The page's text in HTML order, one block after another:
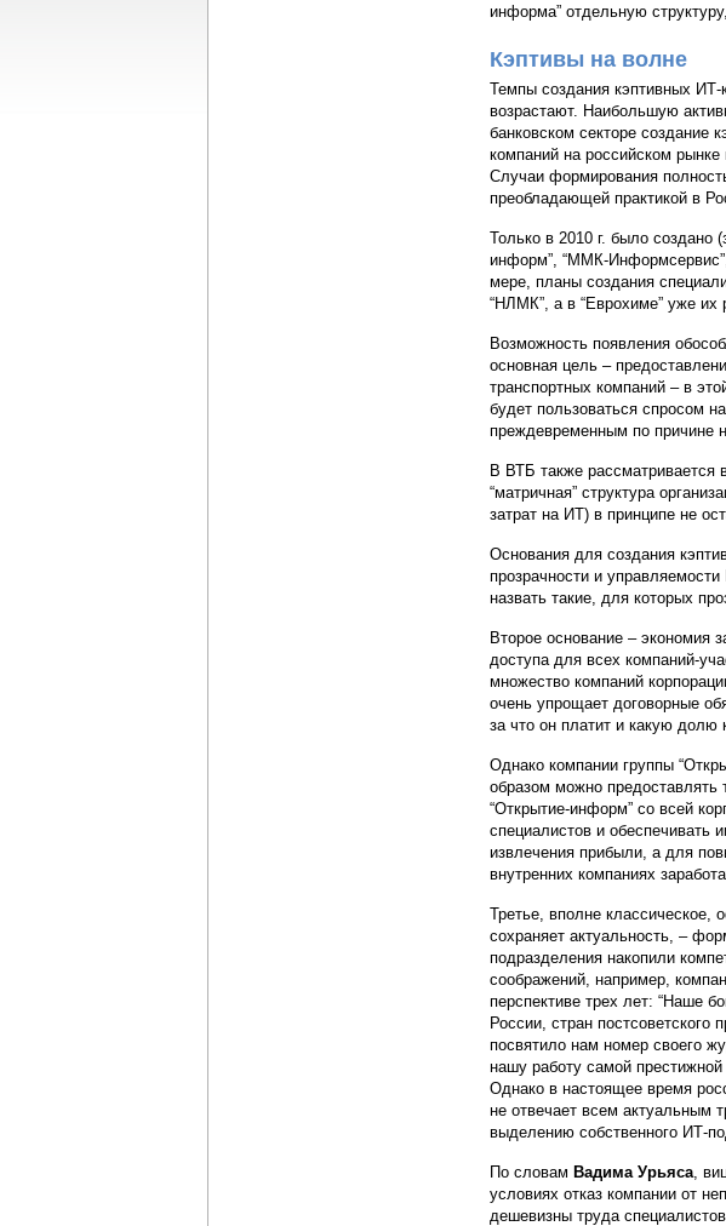
информа” отдельную
Кэптивы на волне
Темпы создания кэптивных ИТ-
возрастают. Наибольшую
банковском секторе создание
компаний на российском рынке
Случаи формирования
преобладающей практикой в
Только в 2010 г. было создано
информ”, “ММК-
мере, планы создания
“НЛМК”, а в “Еврохиме” уже их
Возможность появления
основная цель –
транспортных компаний – в
будет пользоваться спросом
преждевременным по причине
В ВТБ также рассматривается
“матричная” структура
затрат на ИТ) в принципе не
Основания для создания
прозрачности и
назвать такие, для которых
Второе основание – экономия
доступа для всех компаний-
множество компаний
очень упрощает договорные
за что он платит и какую долю
Однако компании группы
образом можно предоставлять
“Открытие-информ” со всей
специалистов и обеспечивать
извлечения прибыли, а для
внутренних компаниях
Третье, вполне классическое,
сохраняет актуальность, –
подразделения накопили
соображений, например,
перспективе трех лет: “Наше
России, стран
посвятило нам номер своего
нашу работу самой
Однако в настоящее время
не отвечает всем актуальным
выделению собственного ИТ-
По словам Вадима Урьяса,
условиях отказ компании от
дешевизны труда